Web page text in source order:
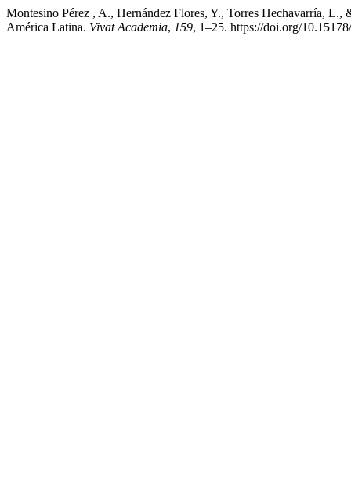
Montesino Pérez , A., Hernández Flores, Y., Torres Hechavarría,
América Latina. Vivat Academia, 159, 1–25. https://doi.org/